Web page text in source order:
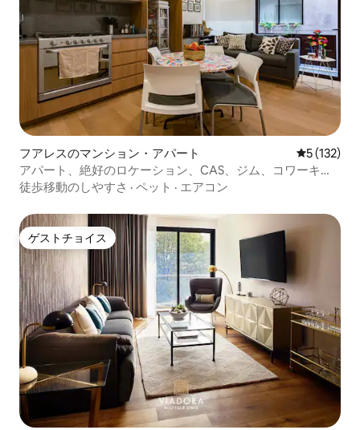
フアレスのマンション・アパート レビュー
5 (132)
アパート、絶好のロケーション、CAS、ジム、コワーキン
グ
徒歩移動のしやすさ · ペット · エアコン
ゲストチョイス
ゲストチョイス